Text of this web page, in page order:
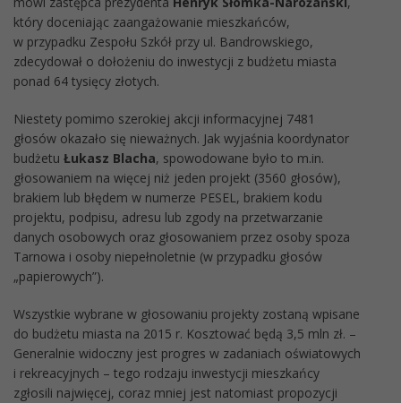
który doceniając zaangażowanie mieszkańców,
w przypadku Zespołu Szkół przy ul. Bandrowskiego,
zdecydował o dołożeniu do inwestycji z budżetu miasta
ponad 64 tysięcy złotych.
Niestety pomimo szerokiej akcji informacyjnej 7481
głosów okazało się nieważnych. Jak wyjaśnia koordynator
budżetu Łukasz Blacha, spowodowane było to m.in.
głosowaniem na więcej niż jeden projekt (3560 głosów),
brakiem lub błędem w numerze PESEL, brakiem kodu
projektu, podpisu, adresu lub zgody na przetwarzanie
danych osobowych oraz głosowaniem przez osoby spoza
Tarnowa i osoby niepełnoletnie (w przypadku głosów
„papierowych”).
Wszystkie wybrane w głosowaniu projekty zostaną wpisane
do budżetu miasta na 2015 r. Kosztować będą 3,5 mln zł. –
Generalnie widoczny jest progres w zadaniach oświatowych
i rekreacyjnych – tego rodzaju inwestycji mieszkańcy
zgłosili najwięcej, coraz mniej jest natomiast propozycji